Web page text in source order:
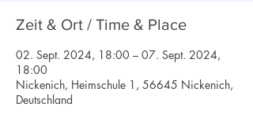
Zeit & Ort / Time & Place
02. Sept. 2024, 18:00 – 07. Sept. 2024,
18:00
Nickenich, Heimschule 1, 56645 Nickenich,
Deutschland